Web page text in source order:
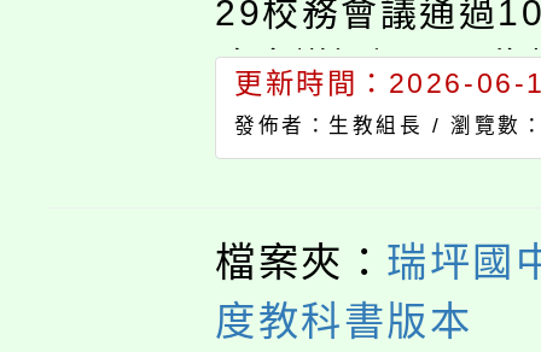
29校務會議通過
務會議通過一、
性解決問題之態
權益，促進校園
師輔導與管教學
定「桃園縣立瑞
更新時間：2026-06-
發佈者：生教組長 /瀏覽數
檔案夾： 瑞坪國
度教科書版本